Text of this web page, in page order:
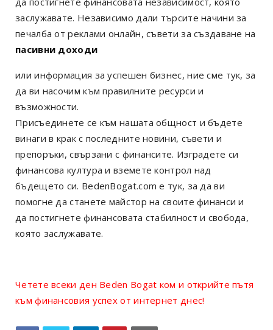
заслужавате. Независимо дали търсите начини за
печалба от реклами онлайн, съвети за създаване на
пасивни доходи
или информация за успешен бизнес, ние сме тук, за
да ви насочим към правилните ресурси и
възможности.
Присъединете се към нашата общност и бъдете
винаги в крак с последните новини, съвети и
препоръки, свързани с финансите. Изградете си
финансова култура и вземете контрол над
бъдещето си. BedenBogat.com е тук, за да ви
помогне да станете майстор на своите финанси и
да постигнете финансовата стабилност и свобода,
която заслужавате.
Четете всеки ден Beden Bogat ком и открийте пътя
към финансовия успех от интернет днес!